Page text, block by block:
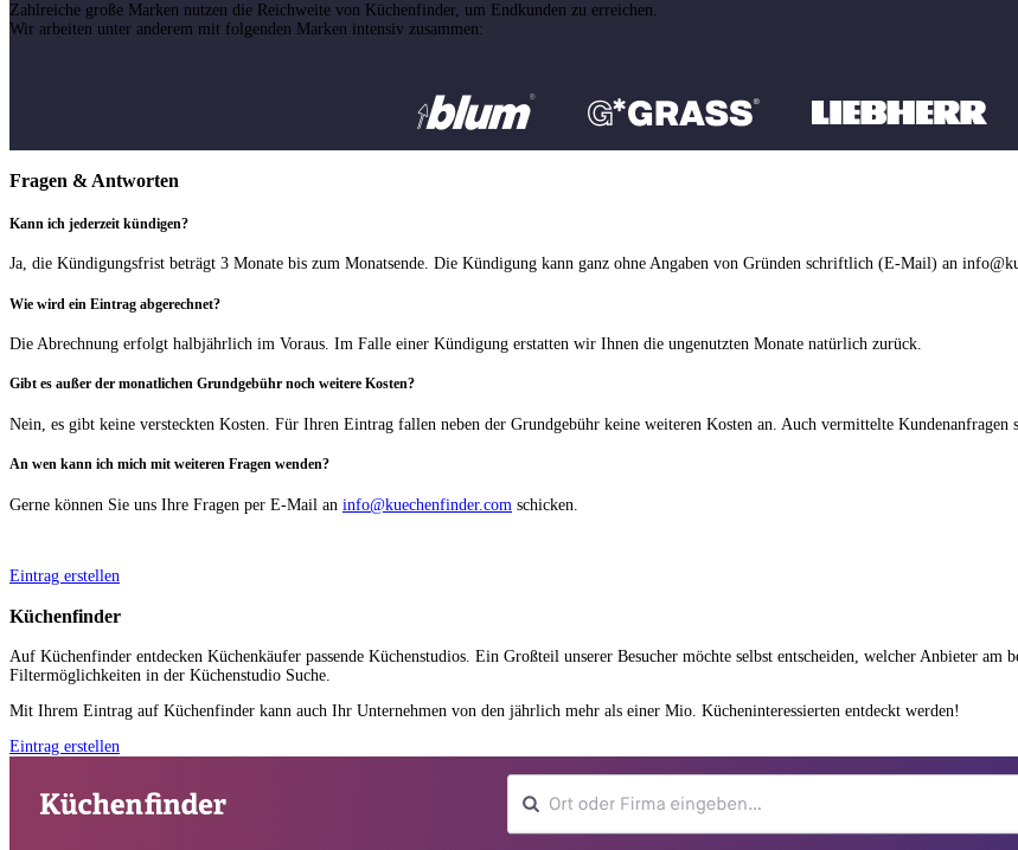
Zahlreiche große Marken nutzen die Reichweite von Küchenfinder, um Endkunden zu erreichen.
Wir arbeiten unter anderem mit folgenden Marken intensiv zusammen:
Fragen & Antworten
Kann ich jederzeit kündigen?
Ja, die Kündigungsfrist beträgt 3 Monate bis zum Monatsende. Die Kündigung kann ganz ohne Angaben von Gründen schriftlich (E-Mail) an
Wie wird ein Eintrag abgerechnet?
Die Abrechnung erfolgt halbjährlich im Voraus. Im Falle einer Kündigung erstatten wir Ihnen die ungenutzten Monate natürlich zurück.
Gibt es außer der monatlichen Grundgebühr noch weitere Kosten?
Nein, es gibt keine versteckten Kosten. Für Ihren Eintrag fallen neben der Grundgebühr keine weiteren Kosten an. Auch vermittelte Kundenanfragen
An wen kann ich mich mit weiteren Fragen wenden?
Gerne können Sie uns Ihre Fragen per E-Mail an info@kuechenfinder.com schicken.
Eintrag erstellen
Küchenfinder
Auf Küchenfinder entdecken Küchenkäufer passende Küchenstudios. Ein Großteil unserer Besucher möchte selbst entscheiden, welcher Anbieter am
Filtermöglichkeiten in der Küchenstudio Suche.
Mit Ihrem Eintrag auf Küchenfinder kann auch Ihr Unternehmen von den jährlich mehr als einer Mio. Kücheninteressierten entdeckt werden!
Eintrag erstellen